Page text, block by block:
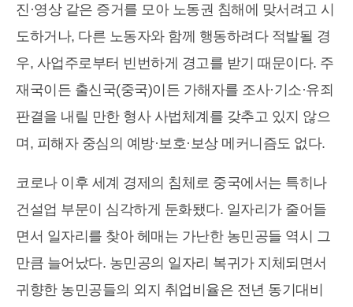
진·영상 같은 증거를 모아 노동권 침해에 맞서려고 시
도하거나, 다른 노동자와 함께 행동하려다 적발될 경
우, 사업주로부터 빈번하게 경고를 받기 때문이다. 주
재국이든 출신국(중국)이든 가해자를 조사·기소·유죄
판결을 내릴 만한 형사 사법체계를 갖추고 있지 않으
며, 피해자 중심의 예방·보호·보상 메커니즘도 없다.
코로나 이후 세계 경제의 침체로 중국에서는 특히나
건설업 부문이 심각하게 둔화됐다. 일자리가 줄어들
면서 일자리를 찾아 헤매는 가난한 농민공들 역시 그
만큼 늘어났다. 농민공의 일자리 복귀가 지체되면서
귀향한 농민공들의 외지 취업비율은 전년 동기대비